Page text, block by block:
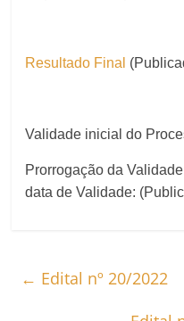
Resultado Final
Validade inicial do
Prorrogação da
data de Validade:
← Edital nº 20/2022